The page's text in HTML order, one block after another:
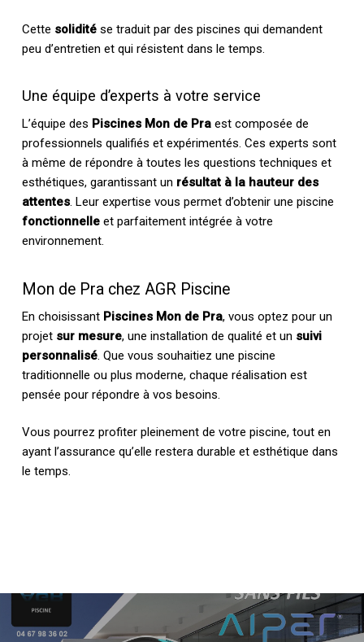
Cette soliditése traduit par des piscines qui demandent
peu d’entretien et qui résistent dans le temps.
Une équipe d’experts à votre service
L’équipe des Piscines Mon de Praest composée de
professionnels qualifiés et expérimentés. Ces experts sont
à même de répondre à toutes les questions techniques et
esthétiques, garantissant un résultat à la hauteur des
attentes. Leur expertise vous permet d’obtenir une piscine
fonctionnelleet parfaitement intégrée à votre
environnement.
Mon de Pra chez AGR Piscine
En choisissant Piscines Mon de Pra, vous optez pour un
projet sur mesure, une installation de qualité et un suivi
personnalisé. Que vous souhaitiez une piscine
traditionnelle ou plus moderne, chaque réalisation est
pensée pour répondre à vos besoins.
Vous pourrez profiter pleinement de votre piscine, tout en
ayant l’assurance qu’elle restera durable et esthétique dans
le temps.